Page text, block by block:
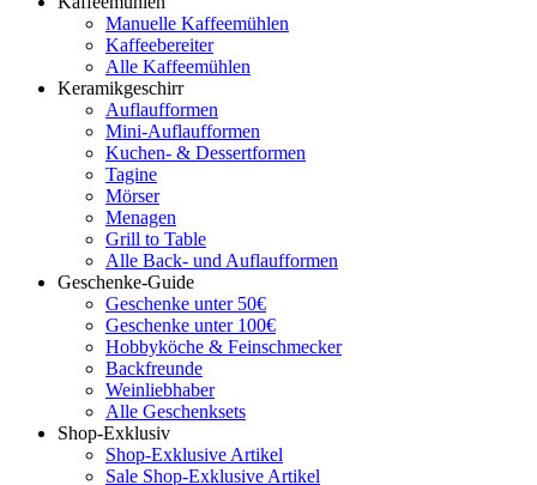
Manuelle Kaffeemühlen
Kaffeebereiter
Alle Kaffeemühlen
Keramikgeschirr
Auflaufformen
Mini-Auflaufformen
Kuchen- & Dessertformen
Tagine
Mörser
Menagen
Grill to Table
Alle Back- und Auflaufformen
Geschenke-Guide
Geschenke unter 50€
Geschenke unter 100€
Hobbyköche & Feinschmecker
Backfreunde
Weinliebhaber
Alle Geschenksets
Shop-Exklusiv
Shop-Exklusive Artikel
Sale Shop-Exklusive Artikel